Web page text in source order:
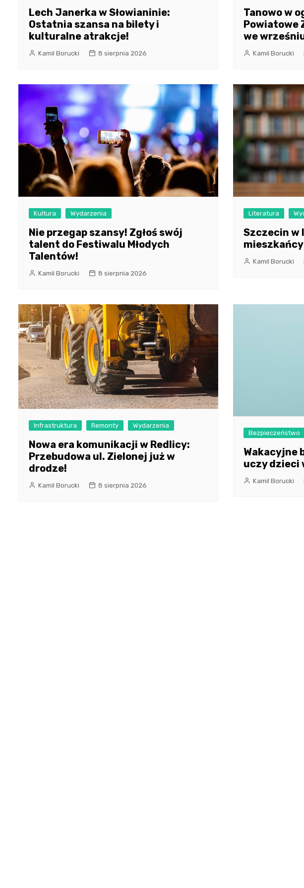
Lech Janerka w Słowianinie:
Ostatnia szansa na bilety i
kulturalne atrakcje!
Kamil Borucki 8 sierpnia 2026
Tanowo w
Powiatowe
we
Kamil Borucki
Kultura Wydarzenia
Nie przegap szansy! Zgłoś swój
talent do Festiwalu Młodych
Talentów!
Kamil Borucki 8 sierpnia 2026
Literatura
Szczecin
Kamil Borucki
Infrastruktura Remonty Wydarzenia
Nowa era komunikacji w Redlicy:
Przebudowa ul. Zielonej już w
drodze!
Kamil Borucki 8 sierpnia 2026
Bezpieczeństwo
Wakacyjne
uczy dzieci
Kamil Borucki